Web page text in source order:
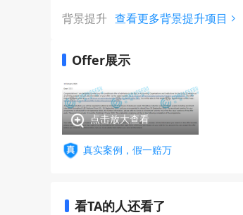
背景提升 查看更多背景提升项目
Offer展示
点击放大查看
真实案例，假一赔万
看TA的人还看了